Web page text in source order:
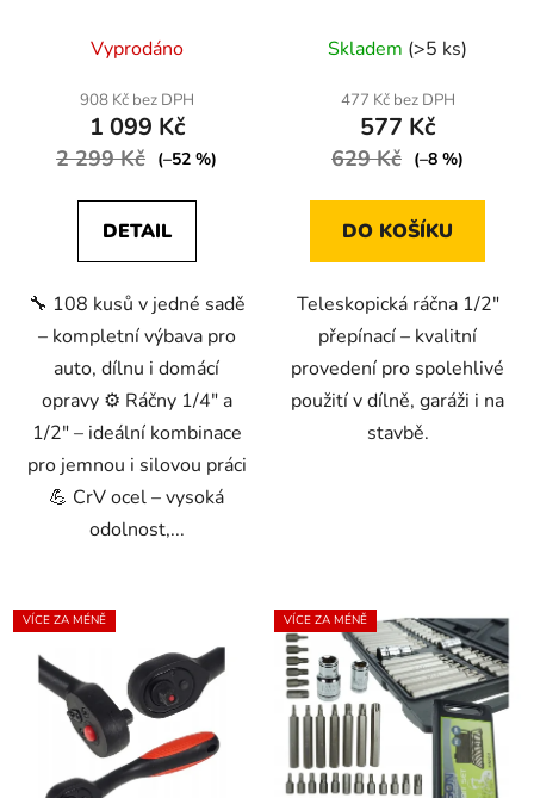
hodnocení
produktu
je
4,2
5
Vyprodáno
908 Kč bez DPH
1 099 Kč
2 299 Kč (–52 %)
DETAIL
🔧 108 kusů v jedné sadě
– kompletní výbava pro
auto, dílnu i domácí
opravy ⚙️ Ráčny 1/4" a
1/2" – ideální kombinace
pro jemnou i silovou práci
💪 CrV ocel – vysoká
odolnost,...
Skladem (>5 ks)
477 Kč bez DPH
577 Kč
629 Kč (–8 %)
DO KOŠÍKU
Teleskopická ráčna 1/2"
přepínací – kvalitní
provedení pro spolehlivé
použití v dílně, garáži i na
stavbě.
VÍCE ZA MÉNĚ VÍCE ZA MÉNĚ